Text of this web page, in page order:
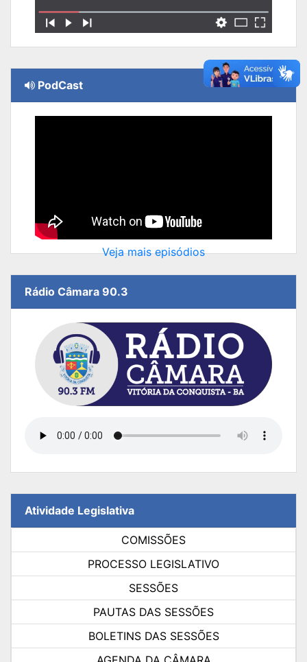
PodCast
Veja mais episódios
Rádio Câmara 90.3
Atividade Legislativa
COMISSÕES
PROCESSO LEGISLATIVO
SESSÕES
PAUTAS DAS SESSÕES
BOLETINS DAS SESSÕES